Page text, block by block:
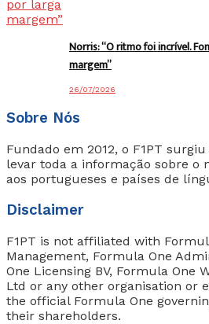
Norris: “O ritmo foi incrível.
margem”
26/07/2026
Sobre Nós
Fundado em 2012, o F1PT
levar toda a informação sobre o
aos portugueses e países de
Disclaimer
F1PT is not affiliated with
Management, Formula One
One Licensing BV, Formula One
Ltd or any other organisation or
the official Formula One
their shareholders.